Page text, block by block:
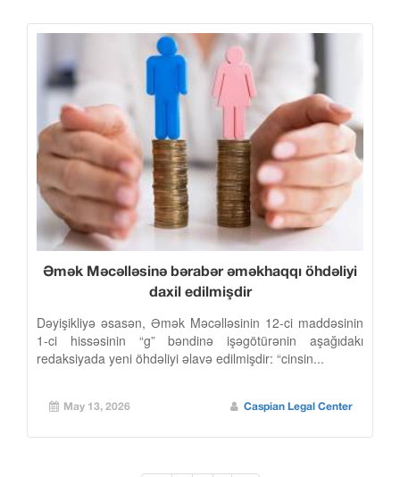
Əmək Məcəlləsinə bərabər əməkhaqqı öhdəliyi
daxil edilmişdir
Dəyişikliyə əsasən, Əmək Məcəlləsinin 12-ci maddəsinin
1-ci hissəsinin “g” bəndinə işəgötürənin aşağıdakı
redaksiyada yeni öhdəliyi əlavə edilmişdir: “cinsin...
May 13, 2026 Caspian Legal Center